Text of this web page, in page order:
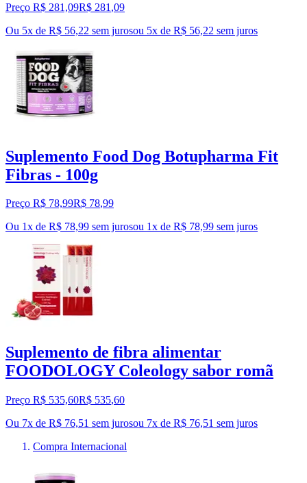
Preço R$ 281,09R$ 281 ,09
Ou 5x de R$ 56,22 sem jurosou 5x de R$ 56,22 sem juros
Suplemento Food Dog Botupharma Fit
Fibras - 100g
Preço R$ 78,99R$ 78,99
Ou 1x de R$ 78,99 sem jurosou 1x de R$ 78,99 sem juros
Suplemento de fibra alimentar
FOODOLOGY Coleology sabor romã
Preço R$ 535,60R$ 535,60
Ou 7x de R$ 76,51 sem jurosou 7x de R$ 76,51 sem juros
Compra Internacional